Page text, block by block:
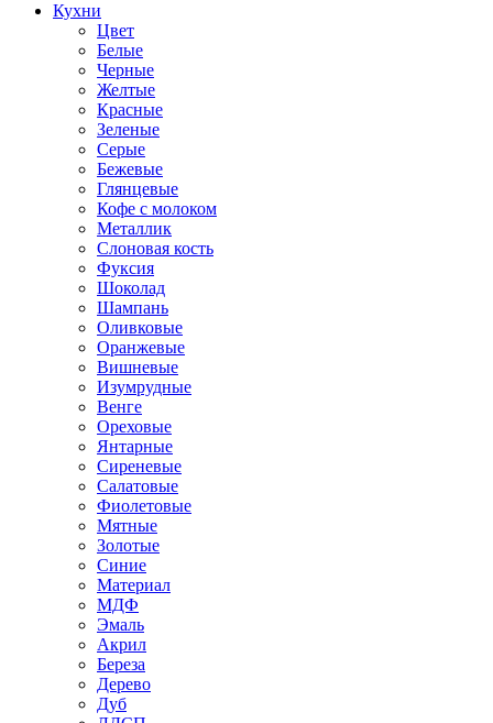
Кухни
Цвет
Белые
Черные
Желтые
Красные
Зеленые
Серые
Бежевые
Глянцевые
Кофе с молоком
Металлик
Слоновая кость
Фуксия
Шоколад
Шампань
Оливковые
Оранжевые
Вишневые
Изумрудные
Венге
Ореховые
Янтарные
Сиреневые
Салатовые
Фиолетовые
Мятные
Золотые
Синие
Материал
МДФ
Эмаль
Акрил
Береза
Дерево
Дуб